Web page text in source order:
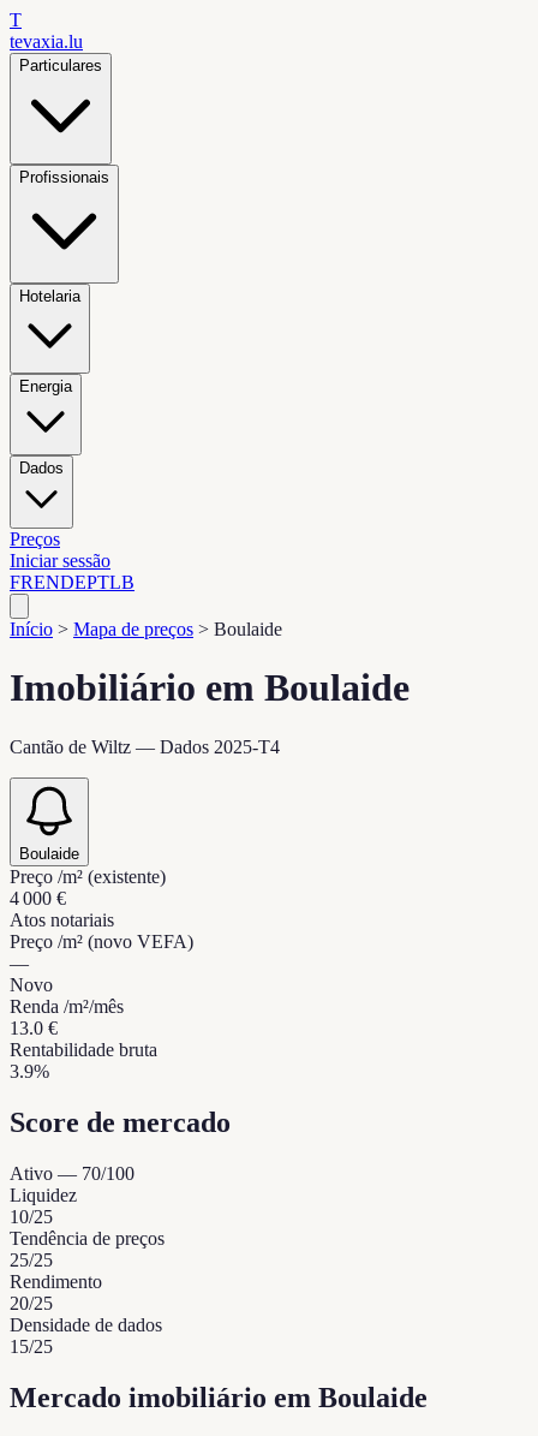
T
tevaxia.lu
Particulares
Profissionais
Hotelaria
Energia
Dados
Preços
Iniciar sessão
FRENDEPTLB
Início > Mapa de preços > Boulaide
Imobiliário em Boulaide
Cantão de Wiltz — Dados 2025-T4
Boulaide
Preço /m² (existente)
4 000 €
Atos notariais
Preço /m² (novo VEFA)
—
Novo
Renda /m²/mês
13.0 €
Rentabilidade bruta
3.9%
Score de mercado
Ativo — 70/100
Liquidez
10/25
Tendência de preços
25/25
Rendimento
20/25
Densidade de dados
15/25
Mercado imobiliário em Boulaide